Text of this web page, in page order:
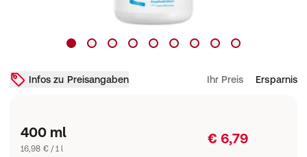
Infos zu Preisangaben Ihr Preis Ersparnis
400 ml
16,98 € / 1 l
€ 6,79